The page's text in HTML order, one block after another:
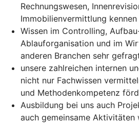
Rechnungswesen,
Immobilienvermittlung kennen
Wissen im Controlling,
Ablauforganisation und im
anderen Branchen sehr
unsere zahlreichen internen
nicht nur Fachwissen
und Methodenkompetenz
Ausbildung bei uns auch
auch gemeinsame Aktivitäten